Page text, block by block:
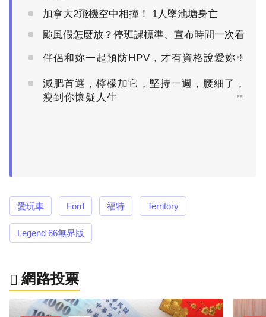
加拿大2飛機空中相撞！ 1人墜池塘身亡
颱風假怎麼放？停班課標準、宣布時間一次看
伴侶和妳一起預防HPV，才有資格說愛妳！
PR
減肥首選，檸檬加它，堅持一週，腰細了，
瘦到你懷疑人生
PR
愛玩車 Ford 福特 Territory
Legend 66無界版
網路投票